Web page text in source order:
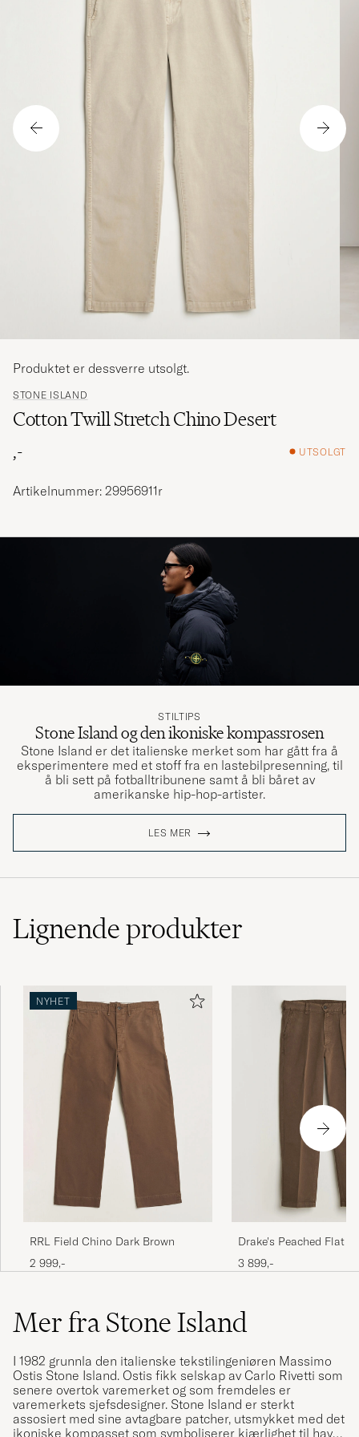
STONE ISLAND
Cotton Twill Stretch Chino Desert
,-
UTSOLGT
Produktet er dessverre utsolgt.
Artikelnummer: 29956911r
STILTIPS
Stone Island og den ikoniske kompassrosen
Stone Island er det italienske merket som har gått fra å
eksperimentere med et stoff fra en lastebilpresenning, til
å bli sett på fotballtribunene samt å bli båret av
amerikanske hip-hop-artister.
LES MER
Lignendeprodukter
NYHET
RRL Field Chino Dark Brown
2 999,-
Drake's Peached Flat
Chino Brown
3 899,-
Mer fra Stone Island
I 1982 grunnla den italienske tekstilingeniøren Massimo
Ostis Stone Island. Ostis fikk selskap av Carlo Rivetti som
senere overtok varemerket og som fremdeles er
varemerkets sjefsdesigner. Stone Island er sterkt
assosiert med sine avtagbare patcher, utsmykket med det
ikoniske kompasset som symboliserer kjærlighet til havet